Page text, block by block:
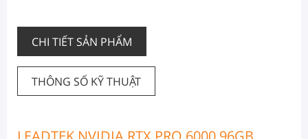
CHI TIẾT SẢN PHẨM
THÔNG SỐ KỸ THUẬT